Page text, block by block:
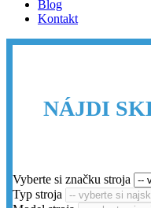
Blog
Kontakt
NÁJDI
Vyberte si značku stroja
Typ stroja